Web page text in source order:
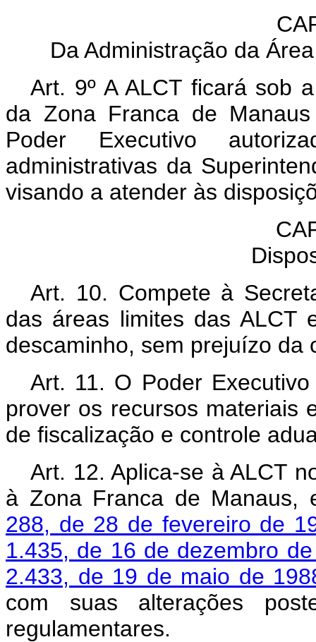
Da Administração da
Art. 9º A ALCT ficará sob
da Zona Franca de
Poder Executivo
administrativas da
visando a atender às
Art. 10. Compete à
das áreas limites das ALCT
descaminho, sem prejuízo da
Art. 11. O Poder
prover os recursos materiais
de fiscalização e controle
Art. 12. Aplica-se à ALCT
à Zona Franca de Manaus,
288, de 28 de fevereiro de
1.435, de 16 de dezembro
2.433, de 19 de maio de
com suas alterações
regulamentares.